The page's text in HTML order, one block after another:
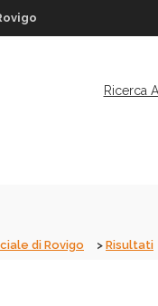
Ricerca
di Rovigo Risultati